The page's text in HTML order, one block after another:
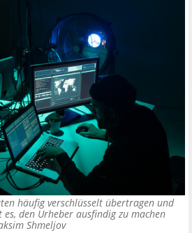
häufig verschlüsselt übertragen und
den Urheber ausfindig zu machen
Shmeljov